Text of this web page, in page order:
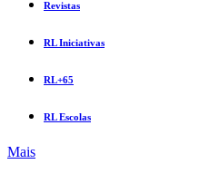
Revistas
RL Iniciativas
RL+65
RL Escolas
Mais